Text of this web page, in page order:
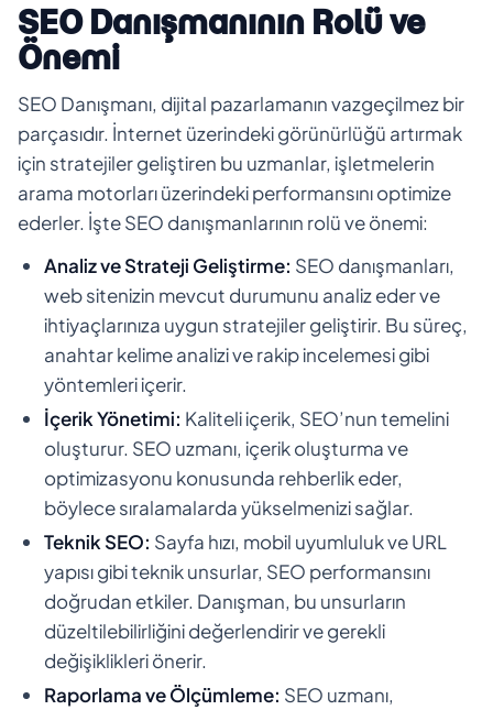
SEO Danışmanının Rolü ve
Önemi
SEO Danışmanı, dijital pazarlamanın vazgeçilmez bir
parçasıdır. İnternet üzerindeki görünürlüğü artırmak
için stratejiler geliştiren bu uzmanlar, işletmelerin
arama motorları üzerindeki performansını optimize
ederler. İşte SEO danışmanlarının rolü ve önemi:
Analiz ve Strateji Geliştirme: SEO danışmanları,
web sitenizin mevcut durumunu analiz eder ve
ihtiyaçlarınıza uygun stratejiler geliştirir. Bu süreç,
anahtar kelime analizi ve rakip incelemesi gibi
yöntemleri içerir.
İçerik Yönetimi: Kaliteli içerik, SEO’nun temelini
oluşturur. SEO uzmanı, içerik oluşturma ve
optimizasyonu konusunda rehberlik eder,
böylece sıralamalarda yükselmenizi sağlar.
Teknik SEO: Sayfa hızı, mobil uyumluluk ve URL
yapısı gibi teknik unsurlar, SEO performansını
doğrudan etkiler. Danışman, bu unsurların
düzeltilebilirliğini değerlendirir ve gerekli
değişiklikleri önerir.
Raporlama ve Ölçümleme: SEO uzmanı,